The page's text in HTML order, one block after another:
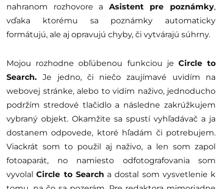
nahranom rozhovore a Asistent pre poznámky,
vďaka ktorému sa poznámky automaticky
formátujú, ale aj opravujú chyby, či vytvárajú súhrny.
Mojou rozhodne obľúbenou funkciou je Circle to
Search.Je jedno, či niečo zaujímavé uvidím na
webovej stránke, alebo to vidím naživo, jednoducho
podržím stredové tlačidlo a následne zakrúžkujem
vybraný objekt. Okamžite sa spustí vyhľadávač a ja
dostanem odpovede, ktoré hľadám či potrebujem.
Viackrát som to použil aj naživo, a len som zapol
fotoaparát, no namiesto odfotografovania som
vyvolalCircle to Search a dostal som vysvetlenie k